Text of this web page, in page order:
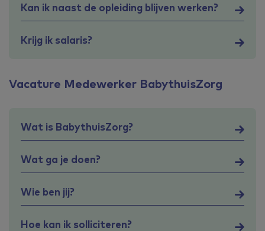
Kan ik naast de opleiding blijven werken?
Krijg ik salaris?
Vacature Medewerker BabythuisZorg
Wat is BabythuisZorg?
Wat ga je doen?
Wie ben jij?
Hoe kan ik solliciteren?